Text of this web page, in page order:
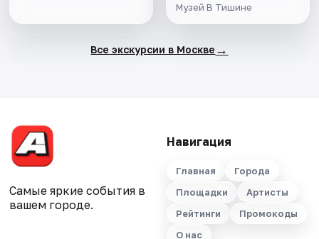
Музей В Тишине
Все экскурсии в Москве →
Самые яркие события в
вашем городе.
Навигация
Главная
Города
Площадки
Артисты
Рейтинги
Промокоды
О нас